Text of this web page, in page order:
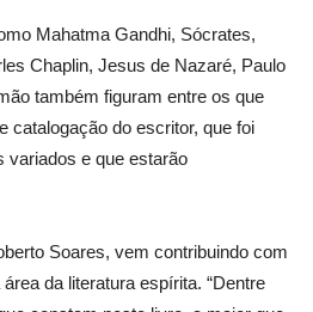
Mahatma Gandhi, Sócrates,
Chaplin, Jesus de Nazaré, Paulo
também figuram entre os que
catalogação do escritor, que foi
variados e que estarão
Soares, vem contribuindo com
da literatura espírita. “Dentre